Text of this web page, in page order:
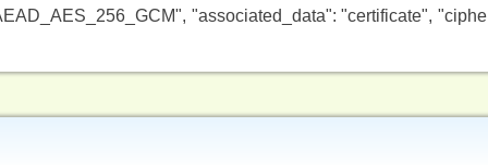
"associated_data": "certificate",